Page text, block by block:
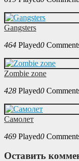
Gangsters
464 Played0
Zombie zone
428 Played0
Самолет
469 Played0
Оставить